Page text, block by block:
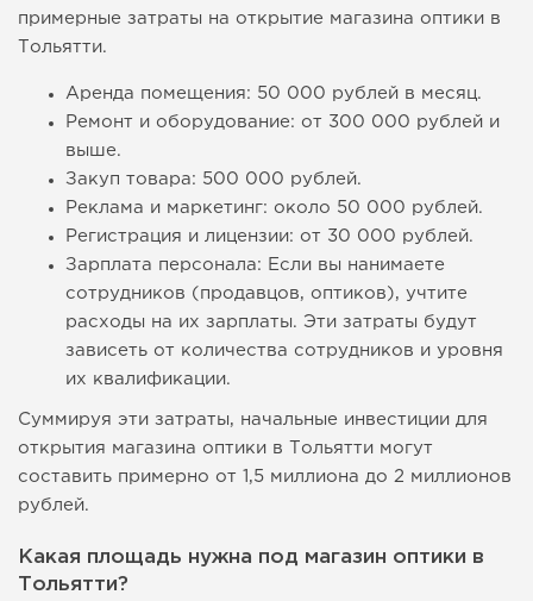
примерные затраты на открытие магазина оптики в
Тольятти.
Аренда помещения: 50 000 рублей в месяц.
Ремонт и оборудование: от 300 000 рублей и
выше.
Закуп товара: 500 000 рублей.
Реклама и маркетинг: около 50 000 рублей.
Регистрация и лицензии: от 30 000 рублей.
Зарплата персонала: Если вы нанимаете
сотрудников (продавцов, оптиков), учтите
расходы на их зарплаты. Эти затраты будут
зависеть от количества сотрудников и уровня
их квалификации.
Суммируя эти затраты, начальные инвестиции для
открытия магазина оптики в Тольятти могут
составить примерно от 1,5 миллиона до 2 миллионов
рублей.
Какая площадь нужна под магазин оптики в
Тольятти?